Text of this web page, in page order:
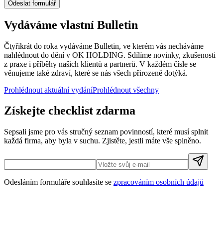
Odeslat formulář
Vydáváme vlastní Bulletin
Čtyřikrát do roka vydáváme Bulletin, ve kterém vás necháváme
nahlédnout do dění v OK HOLDING. Sdílíme novinky, zkušenosti
z praxe i příběhy našich klientů a partnerů. V každém čísle se
věnujeme také zdraví, které se nás všech přirozeně dotýká.
Prohlédnout aktuální vydáníProhlédnout všechny
Získejte checklist zdarma
Sepsali jsme pro vás stručný seznam povinností, které musí splnit
každá firma, aby byla v suchu. Zjistěte, jestli máte vše splněno.
Odesláním formuláře souhlasíte se zpracováním osobních údajů